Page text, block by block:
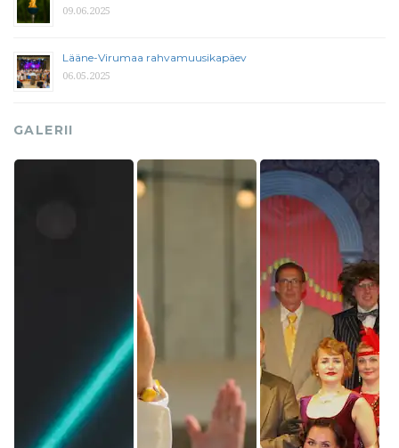
09.06.2025
Lääne-Virumaa rahvamuusikapäev
06.05.2025
GALERII